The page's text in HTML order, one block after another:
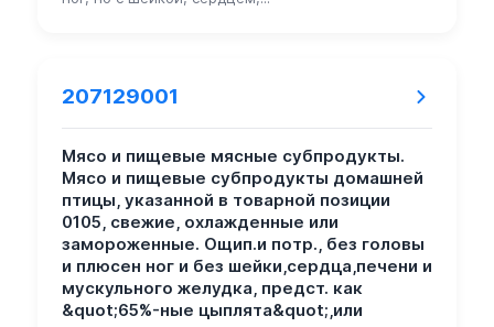
207129001
Мясо и пищевые мясные субпродукты.
Мясо и пищевые субпродукты домашней
птицы, указанной в товарной позиции
0105, свежие, охлажденные или
замороженные. Ощип.и потр., без головы
и плюсен ног и без шейки,сердца,печени и
мускульного желудка, предст. как
&quot;65%-ные цыплята&quot;,или